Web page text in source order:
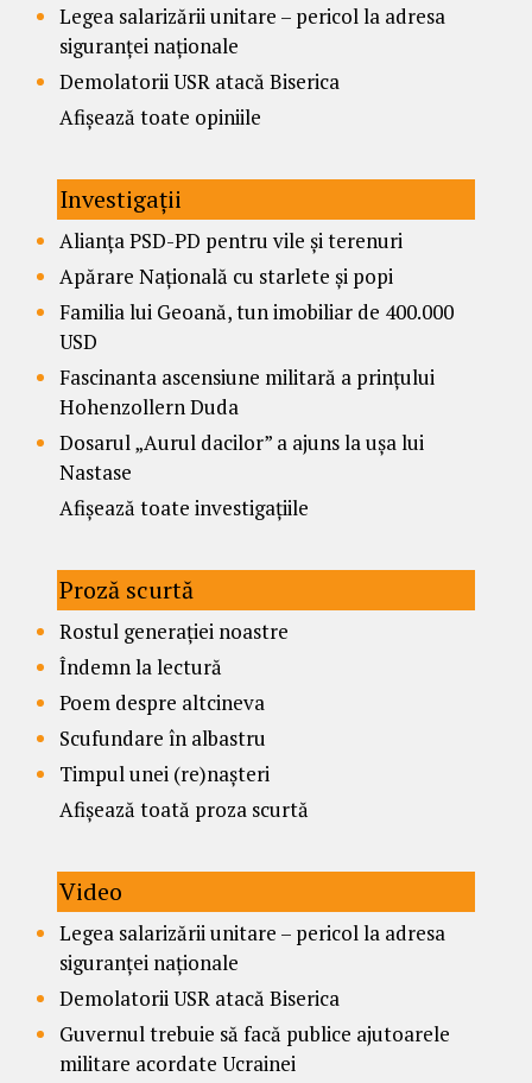
Legea salarizării unitare – pericol la adresa
siguranței naționale
Demolatorii USR atacă Biserica
Afișează toate opiniile
Investigații
Alianța PSD-PD pentru vile și terenuri
Apărare Națională cu starlete și popi
Familia lui Geoană, tun imobiliar de 400.000
USD
Fascinanta ascensiune militară a prințului
Hohenzollern Duda
Dosarul „Aurul dacilor” a ajuns la ușa lui
Nastase
Afișează toate investigațiile
Proză scurtă
Rostul generației noastre
Îndemn la lectură
Poem despre altcineva
Scufundare în albastru
Timpul unei (re)nașteri
Afișează toată proza scurtă
Video
Legea salarizării unitare – pericol la adresa
siguranței naționale
Demolatorii USR atacă Biserica
Guvernul trebuie să facă publice ajutoarele
militare acordate Ucrainei